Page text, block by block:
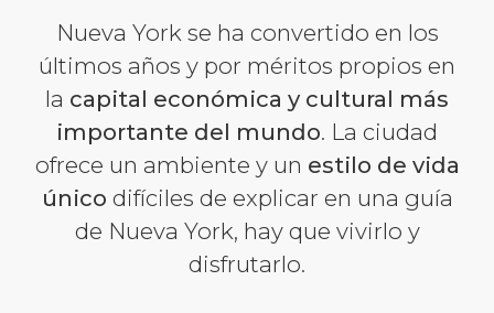
Nueva York se ha convertido en los
últimos años y por méritos propios en
la capital económica y cultural más
importante del mundo. La ciudad
ofrece un ambiente y un estilo de vida
único difíciles de explicar en una guía
de Nueva York, hay que vivirlo y
disfrutarlo.